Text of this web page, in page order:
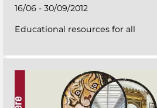
16/06 - 30/09/2012
Educational resources for all